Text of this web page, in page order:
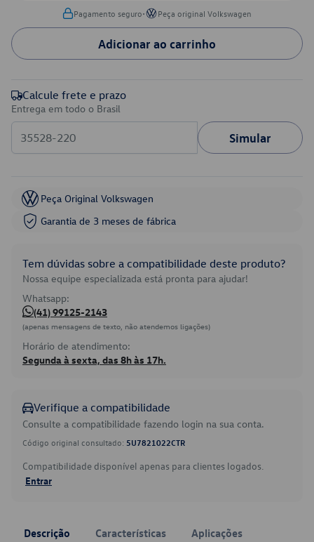
Pagamento seguro• Peça original Volkswagen
Adicionar ao carrinho
Calcule frete e prazo
Entrega em todo o Brasil
Simular
Peça Original Volkswagen
Garantia de 3 meses de fábrica
Tem dúvidas sobre a compatibilidade deste produto?
Nossa equipe especializada está pronta para ajudar!
Whatsapp:
(41) 99125-2143
(apenas mensagens de texto, não atendemos ligações)
Horário de atendimento:
Segunda à sexta, das 8h às 17h.
Verifique a compatibilidade
Consulte a compatibilidade fazendo login na sua conta.
Código original consultado: 5U7821022CTR
Compatibilidade disponível apenas para clientes logados.
Entrar
Descrição Características Aplicações